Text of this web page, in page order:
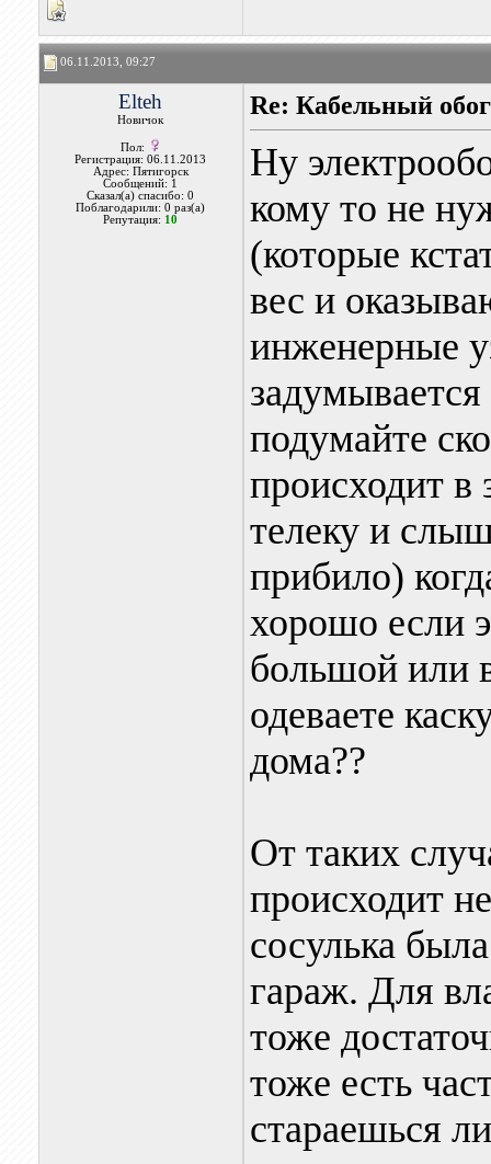
06.11.2013, 09:27
Elteh
Новичок
Пол:
Регистрация: 06.11.2013
Адрес: Пятигорск
Сообщений: 1
Сказал(а) спасибо: 0
Поблагодарили: 0 раз(а)
Репутация: 10
Re: Кабельный
Ну
кому то не
(которые
вес и
инженерные
подумайте
происходит в
телеку и
прибило)
хорошо если
большой или
одеваете
дома??
От таких
происходит
сосулька
гараж. Для
тоже
тоже есть
стараешься